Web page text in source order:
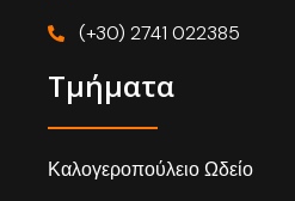
(+30) 2741 022385
Τμήματα
Καλογεροπούλειο Ωδείο